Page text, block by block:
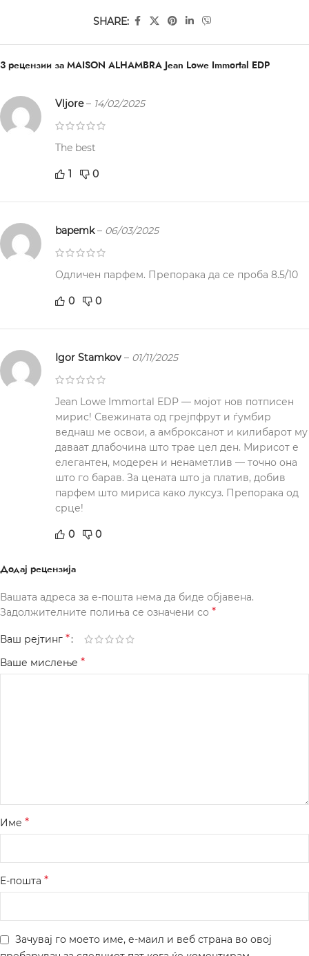
SHARE:
3 рецензии за MAISON ALHAMBRA Jean Lowe Immortal EDP
Vljore– 14/02/2025
The best
1 0
bapemk– 06/03/2025
Одличен парфем. Препорака да се проба 8.5/10
0 0
Igor Stamkov – 01/11/2025
Jean Lowe Immortal EDP — мојот нов потписен
мирис! Свежината од грејпфрут и ѓумбир
веднаш ме освои, а амброксанот и килибарот му
даваат длабочина што трае цел ден. Мирисот е
елегантен, модерен и ненаметлив — точно она
што го барав. За цената што ја платив, добив
парфем што мириса како луксуз. Препорака од
срце!
0 0
Додај рецензија
Вашата адреса за е-пошта нема да биде објавена.
Задолжителните полиња се означени со *
Ваш рејтинг *
Ваше мислење *
Име *
Е-пошта *
Зачувај го моето име, е-маил и веб страна во овој